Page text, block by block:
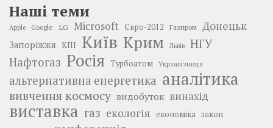
Наші теми
Apple Google LG Microsoft Євро-2012 Газпром Донецьк
Запоріжжя КПІ Київ Крим Львів
НГУ
Нафтогаз Росія Турбоатом Укрзалізниця
альтернативна енергетика аналітика
вивчення космосу видобуток винахід
виставка газ екологія економіка закон